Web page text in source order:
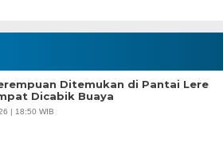
Ditemukan di Pantai Lere
Dicabik Buaya
| 18:50 WIB